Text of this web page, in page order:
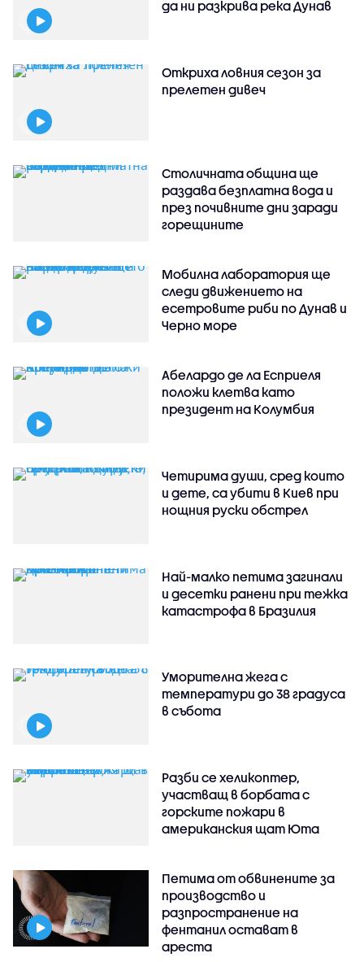
да ни разкрива река Дунав
Откриха ловния сезон за
прелетен дивеч
Столичната община ще
раздава безплатна вода и
през почивните дни заради
горещините
Мобилна лаборатория ще
следи движението на
есетровите риби по Дунав и
Черно море
Абелардо де ла Есприеля
положи клетва като
президент на Колумбия
Четирима души, сред които
и дете, са убити в Киев при
нощния руски обстрел
Най-малко петима загинали
и десетки ранени при тежка
катастрофа в Бразилия
Уморителна жега с
температури до 38 градуса
в събота
Разби се хеликоптер,
участващ в борбата с
горските пожари в
американския щат Юта
Петима от обвинените за
производство и
разпространение на
фентанил остават в
ареста